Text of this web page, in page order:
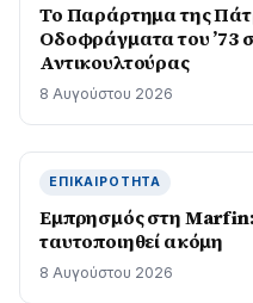
Το Παράρτημα της
Οδοφράγματα του ’73
Αντικουλτούρας
8 Αυγούστου 2026
ΕΠΙΚΑΙΡΌΤΗΤΑ
Εμπρησμός στη Marfin:
ταυτοποιηθεί ακόμη
8 Αυγούστου 2026